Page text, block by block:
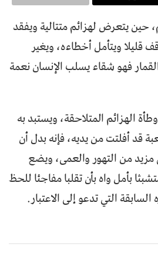
يتعرض لهزائم متتالية ويفقد
قليلا ويتأمل أخطاءه، ويغير
فهو شقاء يسلب الإنسان نعمة
الهزائم المتلاحقة، ويستبد به
قد أفلتت من يديه، فإنه بدل أن
من التهور والعمى، ويضع
بأمل واه بأن تقلبا مفاجئا للحظ
التي تدعو إلى الاعتبار.